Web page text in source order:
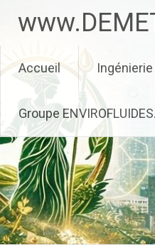
contenu
Accueil Ingénierie
Groupe